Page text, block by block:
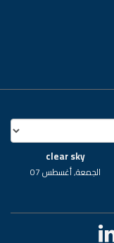
clear sky
الجمعة, أغسطس 07